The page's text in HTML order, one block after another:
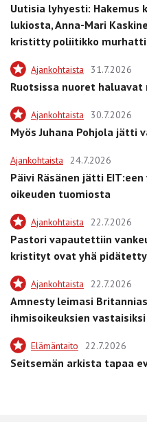
Uutisia lyhyesti:
lukiosta, Anna-Mari
kristitty poliitikko
Ajankohtaista 31.7.2026
Ruotsissa nuoret
Ajankohtaista 30.7.2026
Myös Juhana Pohjola jätti
Ajankohtaista 24.7.2026
Päivi Räsänen jätti
oikeuden tuomiosta
Ajankohtaista 22.7.2026
Pastori vapautettiin
kristityt ovat yhä
Ajankohtaista 22.7.2026
Amnesty leimasi
ihmisoikeuksien vastaisiksi
Elämäntaito 22.7.2026
Seitsemän arkista tapaa